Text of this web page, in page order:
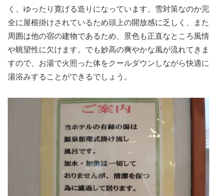
く、ゆったり寛げる造りになっています。雪対策なのか完
全に屋根掛けされているため頭上の開放感に乏しく、また
周囲は他の宿の建物であるため、景色も正直なところ風情
や眺望性に欠けます。でも妙高の爽やかな風が流れてきま
すので、お湯で火照った体をクールダウンしながら快適に
湯浴みすることができるでしょう。